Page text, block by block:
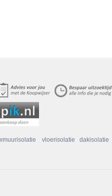
vloerisolatie dakisolatie